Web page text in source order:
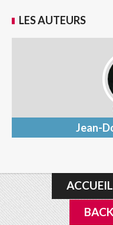
LES AUTEURS
Jean-
ACCUEIL